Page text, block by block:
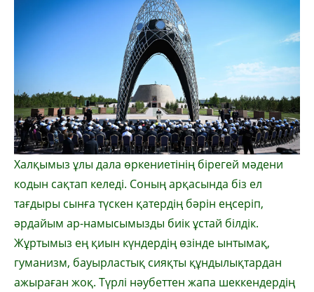
Халқымыз ұлы дала өркениетінің бірегей мәдени
кодын сақтап келеді. Соның арқасында біз ел
тағдыры сынға түскен қатердің бәрін еңсеріп,
әрдайым ар-намысымызды биік ұстай білдік.
Жұртымыз ең қиын күндердің өзінде ынтымақ,
гуманизм, бауырластық сияқты құндылықтардан
ажыраған жоқ. Түрлі нәубеттен жапа шеккендердің